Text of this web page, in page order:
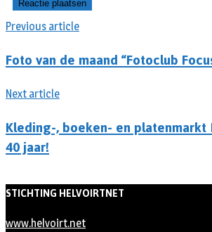
Previous article
Foto van de maand “Fotoclub
Next article
Kleding-, boeken- en
40 jaar!
STICHTING HELVOIRTNET
www.helvoirt.net